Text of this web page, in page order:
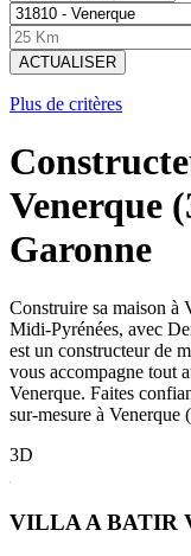
ACTUALISER
Plus de critères
Venerque
Garonne
Construire sa maison à
Midi-Pyrénées, avec
est un constructeur de
vous accompagne tout
Venerque. Faites
sur-mesure à
3D
VILLA A BATIR